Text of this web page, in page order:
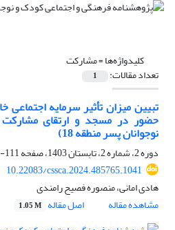
کلیدواژه‌ها =مشارکت
تعداد مقالات: 1
تبیین میزان تأثیر سرمایه اجتماعی
حضور در مسجد و ارتقای مشارکت
نوجوانان پسر منطقه 18)
دوره 2، شماره 2، تابستان 1403، صفحه
111-129
10.22083/cssca.2024.485765.1041
هادی امانی، منصوره فصیح رامندی
مشاهده مقاله
اصل مقاله 1.05 M